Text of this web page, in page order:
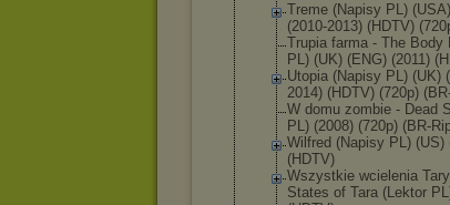
Treme (Napisy PL)
(2010-2013) (HDTV)
Trupia farma - The Body
PL) (UK) (ENG) (2011)
Utopia (Napisy PL) (UK)
2014) (HDTV) (720p)
W domu zombie - Dead
PL) (2008) (720p) (BR-
Wilfred (Napisy PL) (US)
(HDTV)
Wszystkie wcielenia
States of Tara (Lektor